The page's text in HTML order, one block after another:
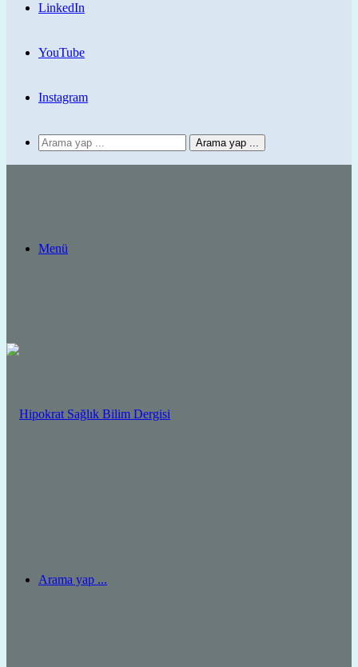
LinkedIn
YouTube
Instagram
Arama yap ...
Menü
Arama yap ...